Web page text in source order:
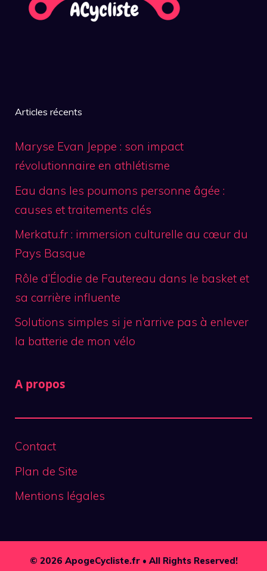
Articles récents
Maryse Evan Jeppe : son impact
révolutionnaire en athlétisme
Eau dans les poumons personne âgée :
causes et traitements clés
Merkatu.fr : immersion culturelle au cœur du
Pays Basque
Rôle d’Élodie de Fautereau dans le basket et
sa carrière influente
Solutions simples si je n’arrive pas à enlever
la batterie de mon vélo
A propos
Contact
Plan de Site
Mentions légales
© 2026 ApogeCycliste.fr • All Rights Reserved!